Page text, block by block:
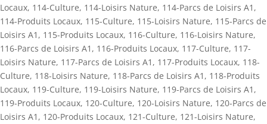
Locaux, 114-Culture, 114-Loisirs Nature, 114-Parcs de Loisirs A1 ,
114-Produits Locaux, 115-Culture, 115-Loisirs Nature, 115-Parcs de
Loisirs A1 , 115-Produits Locaux, 116-Culture, 116-Loisirs Nature,
116-Parcs de Loisirs A1 , 116-Produits Locaux, 117-Culture, 117-
Loisirs Nature, 117-Parcs de Loisirs A1 , 117-Produits Locaux, 118-
Culture, 118-Loisirs Nature, 118-Parcs de Loisirs A1 , 118-Produits
Locaux, 119-Culture, 119-Loisirs Nature, 119-Parcs de Loisirs A1 ,
119-Produits Locaux, 120-Culture, 120-Loisirs Nature, 120-Parcs de
Loisirs A1 , 120-Produits Locaux, 121-Culture, 121-Loisirs Nature,